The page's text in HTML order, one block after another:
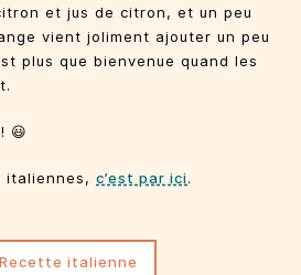
et jus de citron, et un peu
vient joliment ajouter un peu
plus que bienvenue quand les
😃
italiennes, c’est par ici.
recette italienne